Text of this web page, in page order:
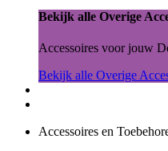
Bekijk alle Overige
Accessoires voor jouw
Bekijk alle Overige
Accessoires en